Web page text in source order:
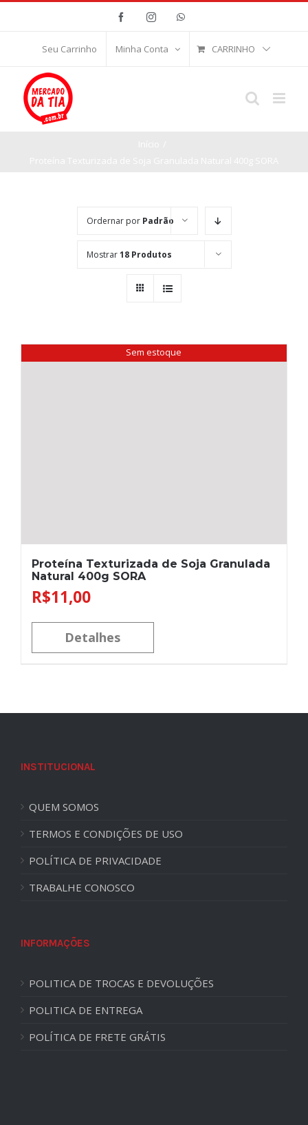
FacebookInstagramWhatsApp
Seu Carrinho Minha Conta CARRINHO
Ordernar por Padrão
Mostrar18 Produtos
Sem estoque
Proteína Texturizada de Soja Granulada
Natural 400g SORA
R$11,00
Detalhes
INSTITUCIONAL
QUEM SOMOS
TERMOS E CONDIÇÕES DE USO
POLÍTICA DE PRIVACIDADE
TRABALHE CONOSCO
INFORMAÇÕES
POLITICA DE TROCAS E DEVOLUÇÕES
POLITICA DE ENTREGA
POLÍTICA DE FRETE GRÁTIS